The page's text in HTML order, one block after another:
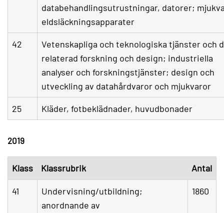
databehandlingsutrustningar, datorer;
eldsläckningsapparater
42
Vetenskapliga och teknologiska tjänster och
relaterad forskning och design; industriella
analyser och forskningstjänster; design och
utveckling av datahårdvaror och mjukvaror
25 Kläder, fotbeklädnader, huvudbonader
2019
Klass Klassrubrik Antal
41
Undervisning/utbildning;
anordnande av
1860